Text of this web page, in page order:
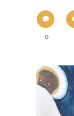
0